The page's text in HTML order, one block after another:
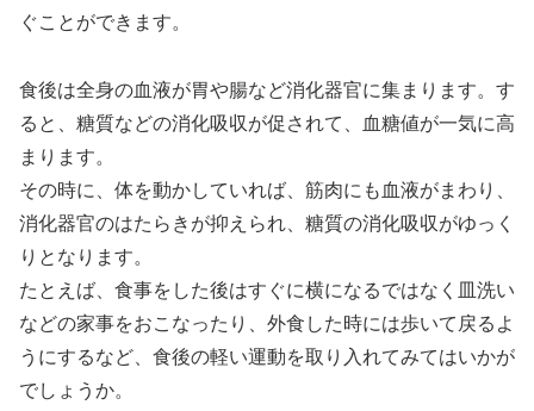
ぐことができます。
食後は全身の血液が胃や腸など消化器官に集まります。す
ると、糖質などの消化吸収が促されて、血糖値が一気に高
まります。
その時に、体を動かしていれば、筋肉にも血液がまわり、
消化器官のはたらきが抑えられ、糖質の消化吸収がゆっく
りとなります。
たとえば、食事をした後はすぐに横になるではなく皿洗い
などの家事をおこなったり、外食した時には歩いて戻るよ
うにするなど、食後の軽い運動を取り入れてみてはいかが
でしょうか。